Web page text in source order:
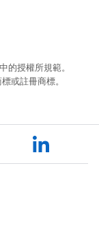
的授權所規範。
或註冊商標。